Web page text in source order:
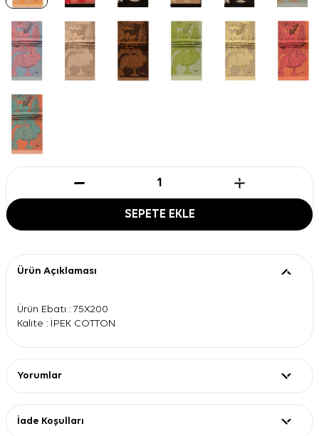
SEPETE EKLE
Ürün Açıklaması
Ürün Ebatı : 75X200
Kalite : İPEK COTTON
Yorumlar
İade Koşulları